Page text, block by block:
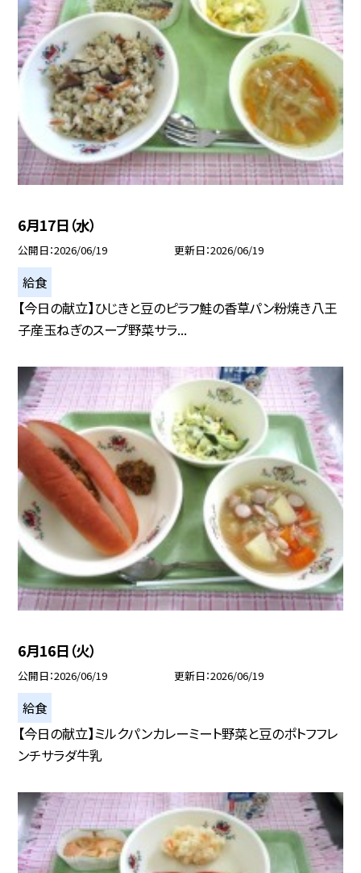
6月17日（水）
公開日 2026/06/19 更新日 2026/06/19
給食
【今日の献立】ひじきと豆のピラフ鮭の香草パン粉焼き八王
子産玉ねぎのスープ野菜サラ...
6月16日（火）
公開日 2026/06/19 更新日 2026/06/19
給食
【今日の献立】ミルクパンカレーミート野菜と豆のポトフフレ
ンチサラダ牛乳